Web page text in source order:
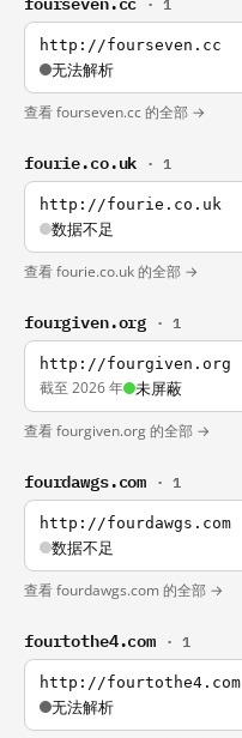
http://fourseven.cc
无法解析
查看 fourseven.cc 的全部 →
fourie.co.uk · 1
http://fourie.co.uk
数据不足
查看 fourie.co.uk 的全部 →
fourgiven.org · 1
http://fourgiven.org
截至 2026 年 未屏蔽
查看 fourgiven.org 的全部 →
fourdawgs.com · 1
http://fourdawgs.com
数据不足
查看 fourdawgs.com 的全部 →
fourtothe4.com · 1
http://fourtothe4.com
无法解析